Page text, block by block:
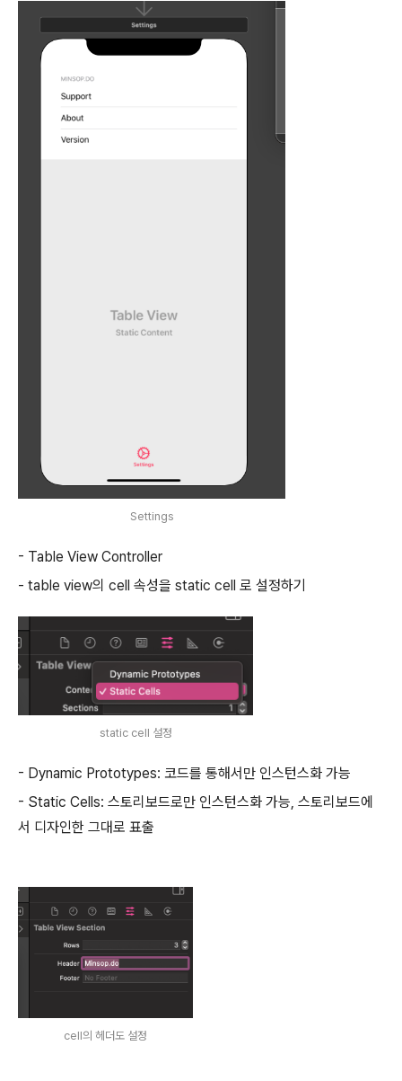
Settings
- Table View Controller
- table view의 cell 속성을 static cell 로 설정하기
static cell 설정
- Dynamic Prototypes: 코드를 통해서만 인스턴스화 가능
- Static Cells: 스토리보드로만 인스턴스화 가능, 스토리보드에
서 디자인한 그대로 표출
cell의 헤더도 설정